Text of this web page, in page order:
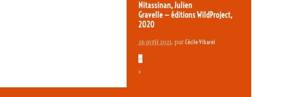
Nitassinan, Julien
Gravelle — éditions WildProject,
2020
26 avril 2021, par Cécile Vibarel
<
>